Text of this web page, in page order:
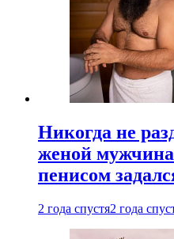
Никогда не
женой
пенисом
2 года спустя2 года